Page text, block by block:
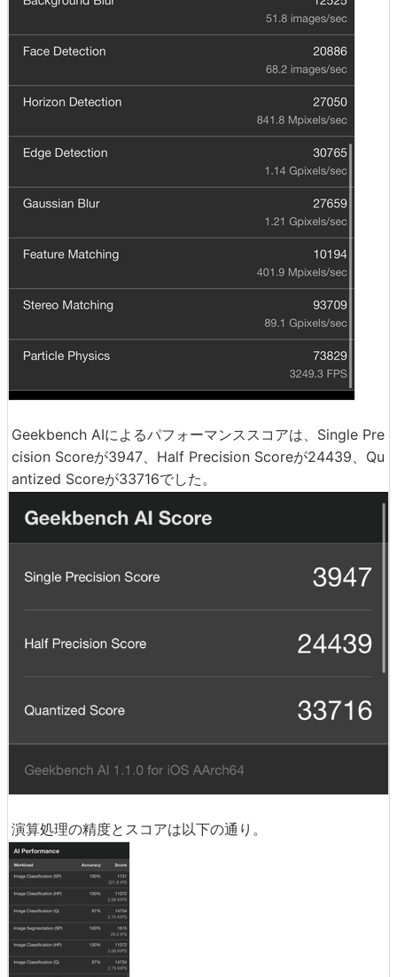
Geekbench AIによるパフォーマンススコアは、Single Pre
cision Scoreが3947、Half Precision Scoreが24439、Qu
antized Scoreが33716でした。
演算処理の精度とスコアは以下の通り。